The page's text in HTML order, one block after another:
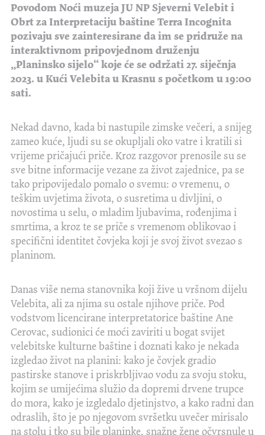
Povodom Noći muzeja JU NP Sjeverni Velebit i
Obrt za Interpretaciju baštine Terra Incognita
pozivaju sve zainteresirane da im se pridruže na
interaktivnom pripovjednom druženju
„Planinsko sijelo“ koje će se održati 27. siječnja
2023. u Kući Velebita u Krasnu s početkom u 19:00
sati.
Nekad davno, kada bi nastupile zimske večeri, a snijeg
zameo kuće, ljudi su se okupljali oko vatre i kratili si
vrijeme pričajući priče. Kroz razgovor prenosile su se
sve bitne informacije vezane za život zajednice, pa se
tako pripovijedalo pomalo o svemu: o vremenu, o
teškim uvjetima života, o susretima u divljini, o
novostima u selu, o mladim ljubavima, rođenjima i
smrtima, a kroz te se priče s vremenom oblikovao i
specifični identitet čovjeka koji je svoj život svezao s
planinom.
Danas više nema stanovnika koji žive u vršnom dijelu
Velebita, ali za njima su ostale njihove priče. Pod
vodstvom licencirane interpretatorice baštine Ane
Cerovac, sudionici će moći zaviriti u bogat svijet
velebitske kulturne baštine i doznati kako je nekada
izgledao život na planini: kako je čovjek gradio
pastirske stanove i priskrbljivao vodu za svoju stoku,
kojim se umijećima služio da dopremi drvene trupce
do mora, kako je izgledalo djetinjstvo, a kako radni dan
odraslih, što je po njegovom svršetku uvečer mirisalo
na stolu i tko su bile planinke, snažne žene očvrsnule u